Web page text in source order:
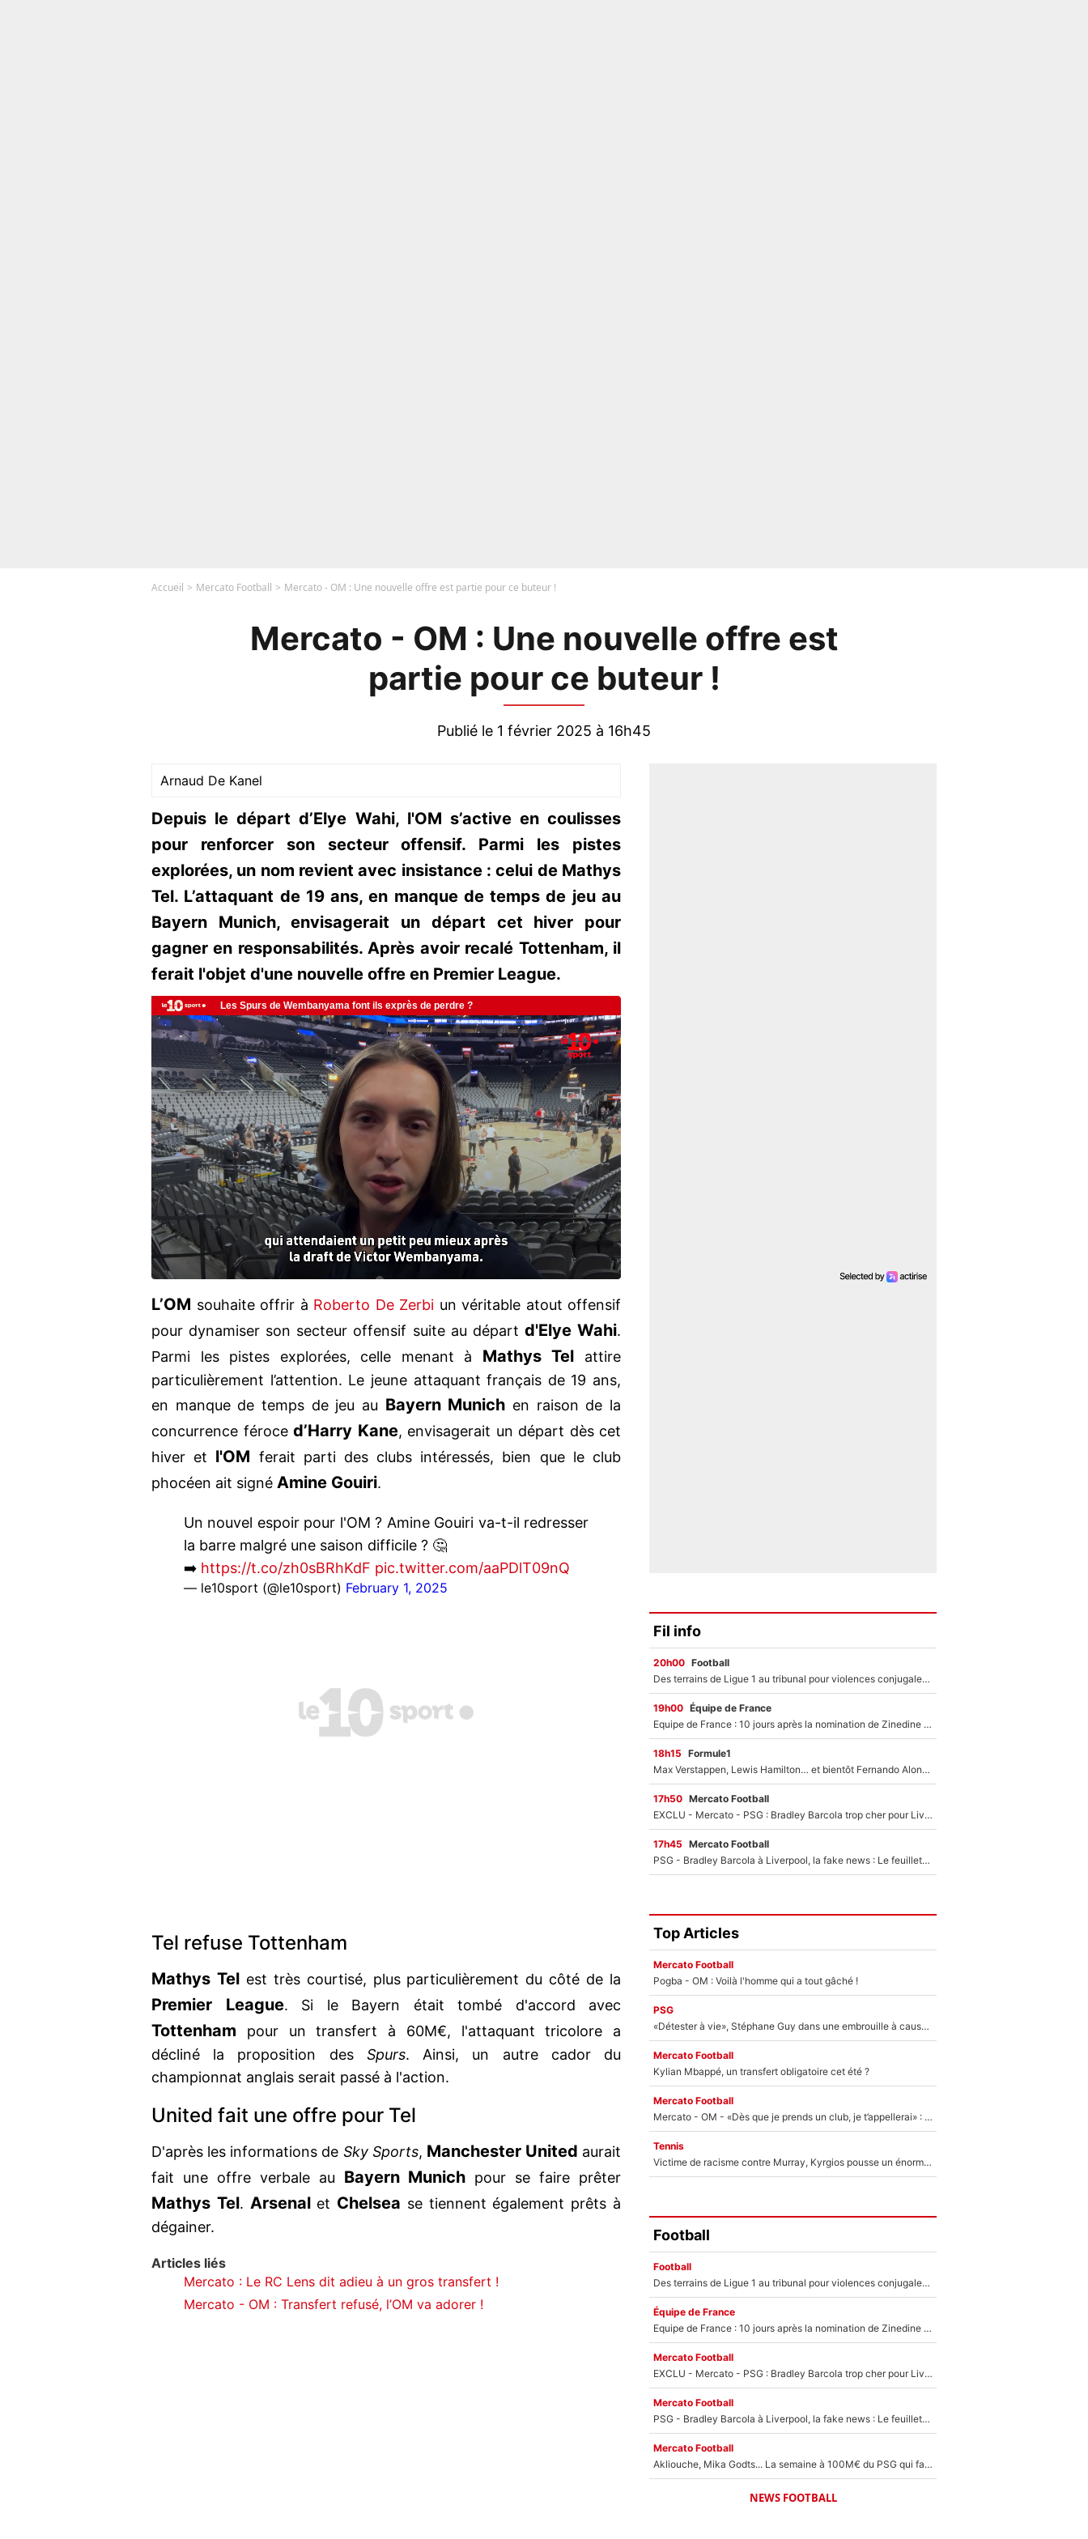
Accueil Mercato Football Mercato - OM : Une nouvelle offre est partie pour ce buteur !
Mercato - OM : Une nouvelle offre est
partie pour ce buteur !
Publié le 1 février 2025 à 16h45
Arnaud De Kanel
Depuis le départ d’Elye Wahi, l'OM s’active en coulisses
pour renforcer son secteur offensif. Parmi les pistes
explorées, un nom revient avec insistance : celui de Mathys
Tel. L’attaquant de 19 ans, en manque de temps de jeu au
Bayern Munich, envisagerait un départ cet hiver pour
gagner en responsabilités. Après avoir recalé Tottenham, il
ferait l'objet d'une nouvelle offre en Premier League.
L’OM souhaite offrir à Roberto De Zerbi un véritable atout offensif
pour dynamiser son secteur offensif suite au départ d'Elye Wahi.
Parmi les pistes explorées, celle menant à Mathys Tel attire
particulièrement l’attention. Le jeune attaquant français de 19 ans,
en manque de temps de jeu au Bayern Munich en raison de la
concurrence féroce d’Harry Kane, envisagerait un départ dès cet
hiver et l'OM ferait parti des clubs intéressés, bien que le club
phocéen ait signé Amine Gouiri.
Un nouvel espoir pour l'OM ? Amine Gouiri va-t-il redresser
la barre malgré une saison difficile ? 🤔
➡️ https://t.co/zh0sBRhKdF pic.twitter.com/aaPDlT09nQ
— le10sport (@le10sport) February 1, 2025
Tel refuse Tottenham
Mathys Tel est très courtisé, plus particulièrement du côté de la
Premier League. Si le Bayern était tombé d'accord avec
Tottenham pour un transfert à 60M€, l'attaquant tricolore a
décliné la proposition des Spurs. Ainsi, un autre cador du
championnat anglais serait passé à l'action.
United fait une offre pour Tel
D'après les informations de Sky Sports, Manchester United aurait
fait une offre verbale au Bayern Munich pour se faire prêter
Mathys Tel. Arsenal et Chelsea se tiennent également prêts à
dégainer.
Articles liés
Mercato : Le RC Lens dit adieu à un gros transfert !
Mercato - OM : Transfert refusé, l’OM va adorer !
Fil info
20h00 Football
Des terrains de Ligue 1 au tribunal pour violences conjugales : Un arbitre français encourt une peine de 18 mois de prison !
19h00 Équipe de France
Equipe de France : 10 jours après la nomination de Zinedine Zidane, c'est au tour de son fils de prendre un nouveau départ !
18h15 Formule1
Max Verstappen, Lewis Hamilton… et bientôt Fernando Alonso ? Le classement des pilotes les mieux payés en Formule 1 risque de changer !
17h50 Mercato Football
EXCLU - Mercato - PSG : Bradley Barcola trop cher pour Liverpool
17h45 Mercato Football
PSG - Bradley Barcola à Liverpool, la fake news : Le feuilleton continue !
Top Articles
Mercato Football
Pogba - OM : Voilà l'homme qui a tout gâché !
PSG
«Détester à vie», Stéphane Guy dans une embrouille à cause du PSG !
Mercato Football
Kylian Mbappé, un transfert obligatoire cet été ?
Mercato Football
Mercato - OM - «Dès que je prends un club, je t’appellerai» : La promesse de Marcelino au moment de claquer la porte
Tennis
Victime de racisme contre Murray, Kyrgios pousse un énorme coup de gueule !
Football
Football
Des terrains de Ligue 1 au tribunal pour violences conjugales : Un arbitre français encourt une peine de 18 mois de prison !
Équipe de France
Equipe de France : 10 jours après la nomination de Zinedine Zidane, c'est au tour de son fils de prendre un nouveau départ !
Mercato Football
EXCLU - Mercato - PSG : Bradley Barcola trop cher pour Liverpool
Mercato Football
PSG - Bradley Barcola à Liverpool, la fake news : Le feuilleton continue !
Mercato Football
Akliouche, Mika Godts... La semaine à 100M€ du PSG qui fait basculer le mercato du PSG !
NEWS FOOTBALL